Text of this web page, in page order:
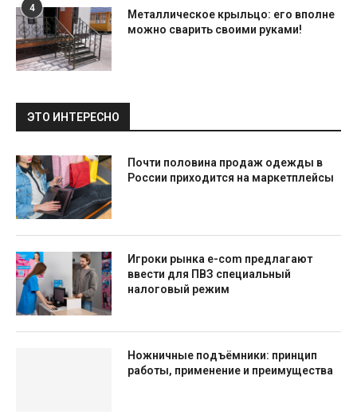
4
Металлическое крыльцо: его вполне
можно сварить своими руками!
ЭТО ИНТЕРЕСНО
Почти половина продаж одежды в
России приходится на маркетплейсы
Игроки рынка e-com предлагают
ввести для ПВЗ специальный
налоговый режим
Ножничные подъёмники: принцип
работы, применение и преимущества